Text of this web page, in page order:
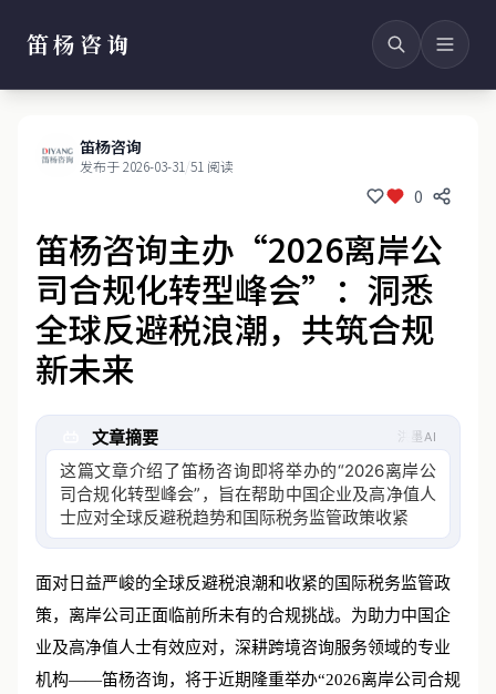
笛杨咨询
笛杨咨询
发布于 2026-03-31/51 阅读
0
笛杨咨询主办“2026离岸公
司合规化转型峰会”：洞悉
全球反避税浪潮，共筑合规
新未来
文章摘要 洪墨AI
这篇文章介绍了笛杨咨询即将举办的“2026离岸公
司合规化转型峰会”，旨在帮助中国企业及高净值人
士应对全球反避税趋势和国际税务监管政策收紧带
来的挑战
面对日益严峻的全球反避税浪潮和收紧的国际税务监管政
策，离岸公司正面临前所未有的合规挑战。为助力中国企
业及高净值人士有效应对，深耕跨境咨询服务领域的专业